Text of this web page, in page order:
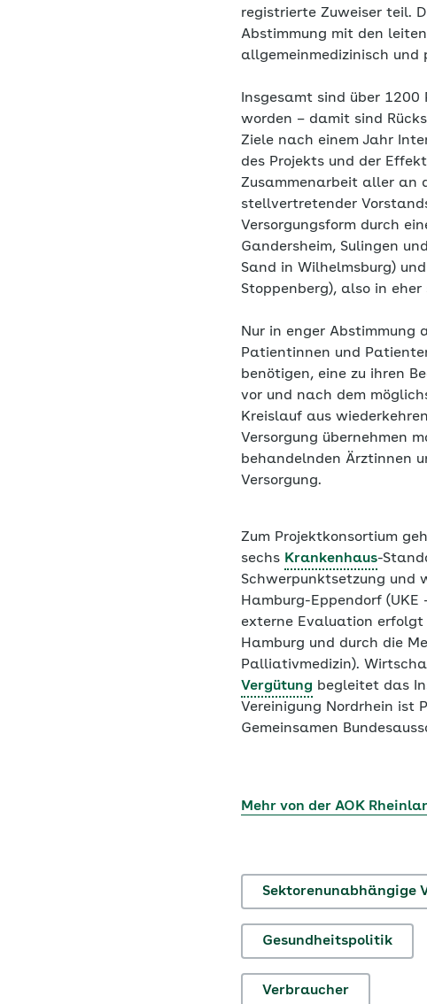
registrierte Zuweiser teil.
Abstimmung mit den
allgemeinmedizinisch und
Insgesamt sind über
worden – damit sind
Ziele nach einem Jahr
des Projekts und der
Zusammenarbeit aller an
stellvertretender
Versorgungsform durch
Gandersheim, Sulingen
Sand in Wilhelmsburg)
Stoppenberg), also in
Nur in enger Abstimmung
Patientinnen und
benötigen, eine zu ihren
vor und nach dem
Kreislauf aus
Versorgung übernehmen
behandelnden Ärztinnen
Versorgung.
Zum Projektkonsortium
sechs Krankenhaus-
Schwerpunktsetzung und
Hamburg-Eppendorf (UKE
externe Evaluation erfolgt
Hamburg und durch die
Palliativmedizin).
Vergütung begleitet das
Vereinigung Nordrhein ist
Gemeinsamen
Mehr von der AOK
Sektorenunabhängige
Gesundheitspolitik
Verbraucher